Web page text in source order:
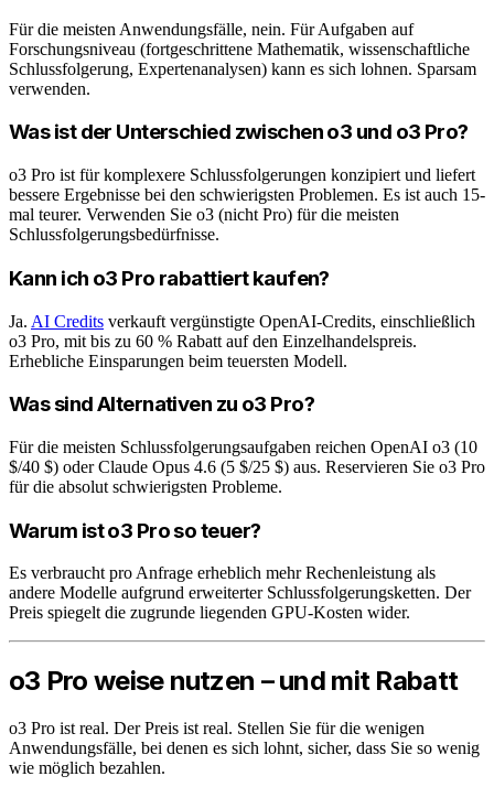
Für die meisten Anwendungsfälle, nein. Für Aufgaben auf
Forschungsniveau (fortgeschrittene Mathematik, wissenschaftliche
Schlussfolgerung, Expertenanalysen) kann es sich lohnen. Sparsam
verwenden.
Was ist der Unterschied zwischen o3 und o3 Pro?
o3 Pro ist für komplexere Schlussfolgerungen konzipiert und liefert
bessere Ergebnisse bei den schwierigsten Problemen. Es ist auch 15-
mal teurer. Verwenden Sie o3 (nicht Pro) für die meisten
Schlussfolgerungsbedürfnisse.
Kann ich o3 Pro rabattiert kaufen?
Ja. AI Credits verkauft vergünstigte OpenAI-Credits, einschließlich
o3 Pro, mit bis zu 60 % Rabatt auf den Einzelhandelspreis.
Erhebliche Einsparungen beim teuersten Modell.
Was sind Alternativen zu o3 Pro?
Für die meisten Schlussfolgerungsaufgaben reichen OpenAI o3 (10
$/40 $) oder Claude Opus 4.6 (5 $/25 $) aus. Reservieren Sie o3 Pro
für die absolut schwierigsten Probleme.
Warum ist o3 Pro so teuer?
Es verbraucht pro Anfrage erheblich mehr Rechenleistung als
andere Modelle aufgrund erweiterter Schlussfolgerungsketten. Der
Preis spiegelt die zugrunde liegenden GPU-Kosten wider.
o3 Pro weise nutzen – und mit Rabatt
o3 Pro ist real. Der Preis ist real. Stellen Sie für die wenigen
Anwendungsfälle, bei denen es sich lohnt, sicher, dass Sie so wenig
wie möglich bezahlen.